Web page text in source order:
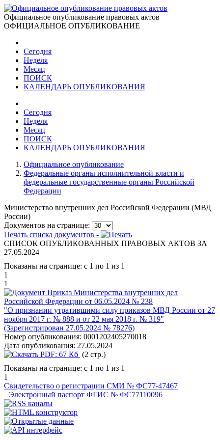
Официальное опубликование правовых актов
ОФИЦИАЛЬНОЕ ОПУБЛИКОВАНИЕ
Сегодня
Неделя
Месяц
ПОИСК
КАЛЕНДАРЬ ОПУБЛИКОВАНИЯ
Сегодня
Неделя
Месяц
ПОИСК
КАЛЕНДАРЬ ОПУБЛИКОВАНИЯ
Официальное опубликование
Федеральные органы исполнительной власти и
федеральные государственные органы Российской
Федерации
Министерство внутренних дел Российской Федерации (МВД
России)
Документов на странице:
Печать списка документов -
СПИСОК ОПУБЛИКОВАННЫХ ПРАВОВЫХ АКТОВ ЗА
27.05.2024
Показаны на странице: с 1 по 1 из 1
1
1
Приказ Министерства внутренних дел
Российской Федерации от 06.05.2024 № 238
"О признании утратившими силу приказов МВД России от 27
ноября 2017 г. № 888 и от 22 мая 2018 г. № 319"
(Зарегистрирован 27.05.2024 № 78276)
Номер опубликования: 0001202405270018
Дата опубликования: 27.05.2024
PDF: 67 Кб (2 стр.)
Показаны на странице: с 1 по 1 из 1
1
Свидетельство о регистрации СМИ № ФС77-47467
Электронный паспорт ФГИС № ФС77110096